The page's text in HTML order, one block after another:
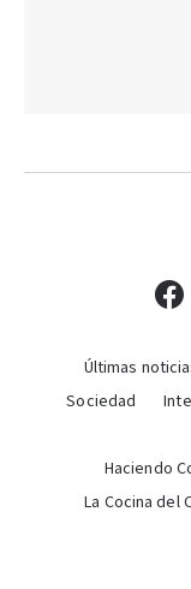
Últimas
Sociedad
Haciendo
La Cocina del